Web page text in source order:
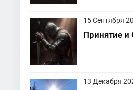
15 Сентября
Принятие и
13 Декабря